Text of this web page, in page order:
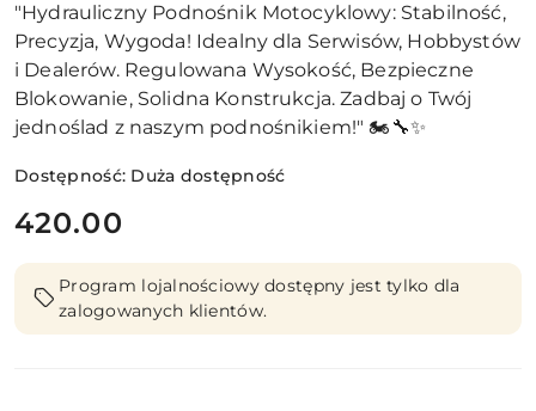
"Hydrauliczny Podnośnik Motocyklowy: Stabilność,
Precyzja, Wygoda! Idealny dla Serwisów, Hobbystów
i Dealerów. Regulowana Wysokość, Bezpieczne
Blokowanie, Solidna Konstrukcja. Zadbaj o Twój
jednoślad z naszym podnośnikiem!" 🏍️🔧✨
Dostępność: Duża dostępność
cena:
420.00
Program lojalnościowy dostępny jest tylko dla
zalogowanych klientów.